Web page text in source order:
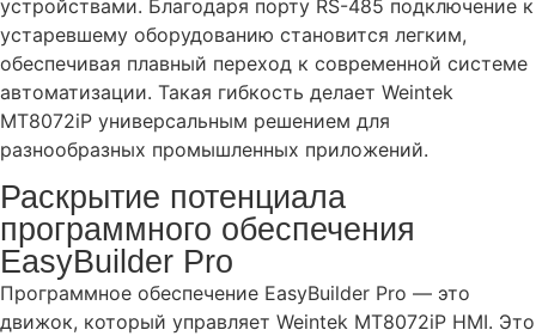
устройствами. Благодаря порту RS-485 подключение к
устаревшему оборудованию становится легким,
обеспечивая плавный переход к современной системе
автоматизации. Такая гибкость делает Weintek
MT8072iP универсальным решением для
разнообразных промышленных приложений.
Раскрытие потенциала
программного обеспечения
EasyBuilder Pro
Программное обеспечение EasyBuilder Pro — это
движок, который управляет Weintek MT8072iP HMI. Это